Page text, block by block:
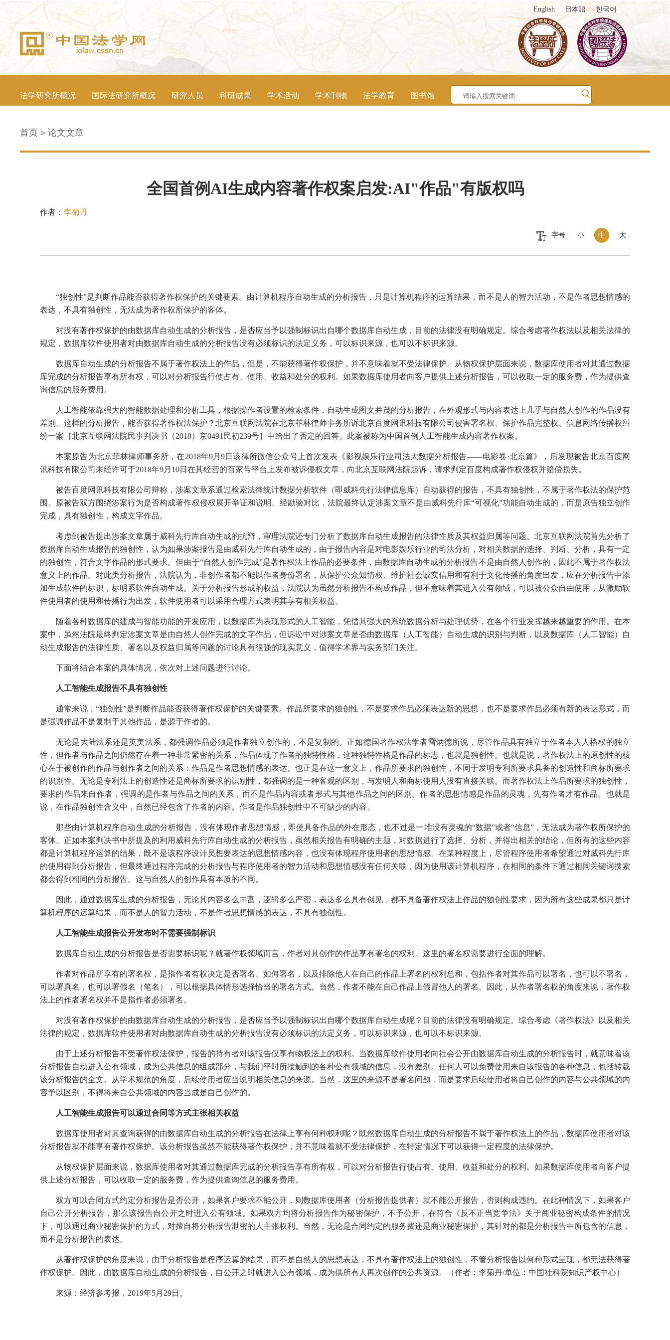
English 日本語 한국어
法学研究所概况 国际法研究所概况 研究人员 科研成果 学术活动 学术刊物 法学教育 图书馆
首页 > 论文文章
全国首例AI生成内容著作权案启发:AI"作品"有版权吗
作者： 李菊丹
字号: 小 中 大
“独创性”是判断作品能否获得著作权保护的关键要素。由计算机程序自动生成的分析报告，只是计算机程序的运算结果，而不是人的智力活动，不是作者思想情感的
表达，不具有独创性，无法成为著作权所保护的客体。
对没有著作权保护的由数据库自动生成的分析报告，是否应当予以强制标识出自哪个数据库自动生成，目前的法律没有明确规定。综合考虑著作权法以及相关法律的
规定，数据库软件使用者对由数据库自动生成的分析报告没有必须标识的法定义务，可以标识来源，也可以不标识来源。
数据库自动生成的分析报告不属于著作权法上的作品，但是，不能获得著作权保护，并不意味着就不受法律保护。从物权保护层面来说，数据库使用者对其通过数据
库完成的分析报告享有所有权，可以对分析报告行使占有、使用、收益和处分的权利。如果数据库使用者向客户提供上述分析报告，可以收取一定的服务费，作为提供查
询信息的服务费用。
人工智能依靠强大的智能数据处理和分析工具，根据操作者设置的检索条件，自动生成图文并茂的分析报告，在外观形式与内容表达上几乎与自然人创作的作品没有
差别。这样的分析报告，能否获得著作权法保护？北京互联网法院在北京菲林律师事务所诉北京百度网讯科技有限公司侵害署名权、保护作品完整权、信息网络传播权纠
纷一案［北京互联网法院民事判决书（2018）京0491民初239号］中给出了否定的回答。此案被称为中国首例人工智能生成内容著作权案。
本案原告为北京菲林律师事务所，在2018年9月9日该律所微信公众号上首次发表《影视娱乐行业司法大数据分析报告——电影卷·北京篇》，后发现被告北京百度网
讯科技有限公司未经许可于2018年9月10日在其经营的百家号平台上发布被诉侵权文章，向北京互联网法院起诉，请求判定百度构成著作权侵权并赔偿损失。
被告百度网讯科技有限公司辩称，涉案文章系通过检索法律统计数据分析软件（即威科先行法律信息库）自动获得的报告，不具有独创性，不属于著作权法的保护范
围。原被告双方围绕涉案行为是否构成著作权侵权展开举证和说明。经勘验对比，法院最终认定涉案文章不是由威科先行库“可视化”功能自动生成的，而是原告独立创作
完成，具有独创性，构成文字作品。
考虑到被告提出涉案文章属于威科先行库自动生成的抗辩，审理法院还专门分析了数据库自动生成报告的法律性质及其权益归属等问题。北京互联网法院首先分析了
数据库自动生成报告的独创性，认为如果涉案报告是由威科先行库自动生成的，由于报告内容是对电影娱乐行业的司法分析，对相关数据的选择、判断、分析，具有一定
的独创性，符合文字作品的形式要求。但由于“自然人创作完成”是著作权法上作品的必要条件，由数据库自动生成的分析报告不是由自然人创作的，因此不属于著作权法
意义上的作品。对此类分析报告，法院认为，非创作者都不能以作者身份署名，从保护公众知情权、维护社会诚实信用和有利于文化传播的角度出发，应在分析报告中添
加生成软件的标识，标明系软件自动生成。关于分析报告形成的权益，法院认为虽然分析报告不构成作品，但不意味着其进入公有领域，可以被公众自由使用，从激励软
件使用者的使用和传播行为出发，软件使用者可以采用合理方式表明其享有相关权益。
随着各种数据库的建成与智能功能的开发应用，以数据库为表现形式的人工智能，凭借其强大的系统数据分析与处理优势，在各个行业发挥越来越重要的作用。在本
案中，虽然法院最终判定涉案文章是由自然人创作完成的文字作品，但诉讼中对涉案文章是否由数据库（人工智能）自动生成的识别与判断，以及数据库（人工智能）自
动生成报告的法律性质、署名以及权益归属等问题的讨论具有很强的现实意义，值得学术界与实务部门关注。
下面将结合本案的具体情况，依次对上述问题进行讨论。
人工智能生成报告不具有独创性
通常来说，“独创性”是判断作品能否获得著作权保护的关键要素。作品所要求的独创性，不是要求作品必须表达新的思想，也不是要求作品必须有新的表达形式，而
是强调作品不是复制于其他作品，是源于作者的。
无论是大陆法系还是英美法系，都强调作品必须是作者独立创作的，不是复制的。正如德国著作权法学者雷炳德所说，尽管作品具有独立于作者本人人格权的独立
性，但作者与作品之间仍然存在着一种非常紧密的关系，作品体现了作者的独特性格，这种独特性格是作品的标志，也就是独创性。也就是说，著作权法上的原创性的核
心在于被创作的作品与创作者之间的关系：作品是作者思想情感的表达。也正是在这一意义上，作品所要求的独创性，不同于发明专利所要求具备的创造性和商标所要求
的识别性。无论是专利法上的创造性还是商标所要求的识别性，都强调的是一种客观的区别，与发明人和商标使用人没有直接关联。而著作权法上作品所要求的独创性，
要求的作品来自作者，强调的是作者与作品之间的关系，而不是作品内容或者形式与其他作品之间的区别。作者的思想情感是作品的灵魂，先有作者才有作品。也就是
说，在作品独创性含义中，自然已经包含了作者的内容。作者是作品独创性中不可缺少的内容。
那些由计算机程序自动生成的分析报告，没有体现作者思想情感，即使具备作品的外在形态，也不过是一堆没有灵魂的“数据”或者“信息”，无法成为著作权所保护的
客体。正如本案判决书中所提及的利用威科先行库自动生成的分析报告，虽然相关报告有明确的主题，对数据进行了选择、分析，并得出相关的结论，但所有的这些内容
都是计算机程序运算的结果，既不是该程序设计员想要表达的思想情感内容，也没有体现程序使用者的思想情感。在某种程度上，尽管程序使用者希望通过对威科先行库
的使用得到分析报告，但最终通过程序完成的分析报告与程序使用者的智力活动和思想情感没有任何关联，因为使用该计算机程序，在相同的条件下通过相同关键词搜索
都会得到相同的分析报告。这与自然人的创作具有本质的不同。
因此，通过数据库生成的分析报告，无论其内容多么丰富，逻辑多么严密，表达多么具有创见，都不具备著作权法上作品的独创性要求，因为所有这些成果都只是计
算机程序的运算结果，而不是人的智力活动，不是作者思想情感的表达，不具有独创性。
人工智能生成报告公开发布时不需要强制标识
数据库自动生成的分析报告是否需要标识呢？就著作权领域而言，作者对其创作的作品享有署名的权利。这里的署名权需要进行全面的理解。
作者对作品所享有的署名权，是指作者有权决定是否署名、如何署名，以及排除他人在自己的作品上署名的权利总和，包括作者对其作品可以署名，也可以不署名，
可以署真名，也可以署假名（笔名），可以根据具体情形选择恰当的署名方式。当然，作者不能在自己作品上假冒他人的署名。因此，从作者署名权的角度来说，著作权
法上的作者署名权并不是指作者必须署名。
对没有著作权保护的由数据库自动生成的分析报告，是否应当予以强制标识出自哪个数据库自动生成呢？目前的法律没有明确规定。综合考虑《著作权法》以及相关
法律的规定，数据库软件使用者对由数据库自动生成的分析报告没有必须标识的法定义务，可以标识来源，也可以不标识来源。
由于上述分析报告不受著作权法保护，报告的持有者对该报告仅享有物权法上的权利。当数据库软件使用者向社会公开由数据库自动生成的分析报告时，就意味着该
分析报告自动进入公有领域，成为公共信息的组成部分，与我们平时所接触到的各种公有领域的信息，没有差别。任何人可以免费使用来自该报告的各种信息，包括转载
该分析报告的全文。从学术规范的角度，后续使用者应当说明相关信息的来源。当然，这里的来源不是署名问题，而是要求后续使用者将自己创作的内容与公共领域的内
容予以区别，不得将来自公共领域的内容当成是自己创作的。
人工智能生成报告可以通过合同等方式主张相关权益
数据库使用者对其查询获得的由数据库自动生成的分析报告在法律上享有何种权利呢？既然数据库自动生成的分析报告不属于著作权法上的作品，数据库使用者对该
分析报告就不能享有著作权保护。该分析报告虽然不能获得著作权保护，并不意味着就不受法律保护，在特定情况下可以获得一定程度的法律保护。
从物权保护层面来说，数据库使用者对其通过数据库完成的分析报告享有所有权，可以对分析报告行使占有、使用、收益和处分的权利。如果数据库使用者向客户提
供上述分析报告，可以收取一定的服务费，作为提供查询信息的服务费用。
双方可以合同方式约定分析报告是否公开，如果客户要求不能公开，则数据库使用者（分析报告提供者）就不能公开报告，否则构成违约。在此种情况下，如果客户
自己公开分析报告，那么该报告自公开之时进入公有领域。如果双方均将分析报告作为秘密保护，不予公开，在符合《反不正当竞争法》关于商业秘密构成条件的情况
下，可以通过商业秘密保护的方式，对擅自将分析报告泄密的人主张权利。当然，无论是合同约定的服务费还是商业秘密保护，其针对的都是分析报告中所包含的信息，
而不是分析报告的表达。
从著作权保护的角度来说，由于分析报告是程序运算的结果，而不是自然人的思想表达，不具有著作权法上的独创性，不管分析报告以何种形式呈现，都无法获得著
作权保护。因此，由数据库自动生成的分析报告，自公开之时就进入公有领域，成为供所有人再次创作的公共资源。
（作者： 李菊丹/单位：中国社科院知识产权中心）
来源：经济参考报，2019年5月29日。